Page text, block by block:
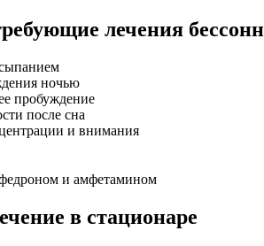
лечения
ночью
пробуждение
после сна
и внимания
в стационаре